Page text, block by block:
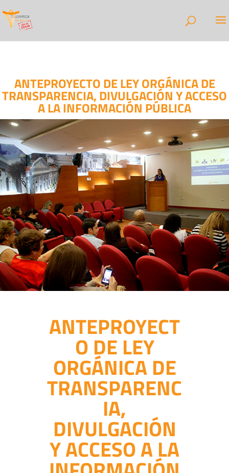
ANTEPROYECTO DE LEY ORGÁNICA DE
TRANSPARENCIA, DIVULGACIÓN Y ACCESO
A LA INFORMACIÓN PÚBLICA
ANTEPROYECT
O DE LEY
ORGÁNICA DE
TRANSPARENC
IA,
DIVULGACIÓN
Y ACCESO A LA